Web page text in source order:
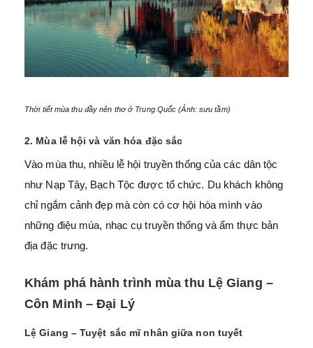
Thời tiết mùa thu đầy nên thơ ở Trung Quốc (Ảnh: sưu tầm)
2. Mùa lễ hội và văn hóa đặc sắc
Vào mùa thu, nhiều lễ hội truyền thống của các dân tộc
như Nạp Tây, Bạch Tộc được tổ chức. Du khách không
chỉ ngắm cảnh đẹp mà còn có cơ hội hòa mình vào
những điệu múa, nhạc cụ truyền thống và ẩm thực bản
địa đặc trưng.
Khám phá hành trình mùa thu Lệ Giang –
Côn Minh – Đại Lý
Lệ Giang – Tuyệt sắc mĩ nhân giữa non tuyết